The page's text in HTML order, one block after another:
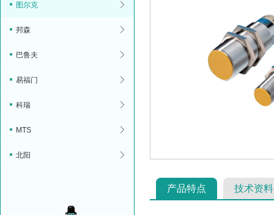
图尔克
邦森
巴鲁夫
易福门
科瑞
MTS
北阳
产品特点 技术资料